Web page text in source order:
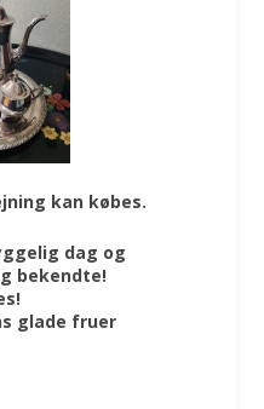
kan købes.
dag og
bekendte!
glade fruer